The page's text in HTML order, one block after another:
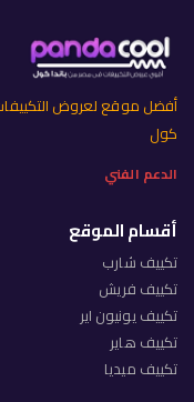
أفضل موقع لعروض
كول
الدعم الفني
أقسام الموقع
تكييف شارب
تكييف فريش
تكييف يونيون اير
تكييف هاير
تكييف ميديا